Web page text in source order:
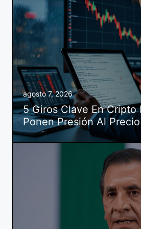
agosto 7, 2026
5 Giros Clave En Cripto
Ponen Presión Al